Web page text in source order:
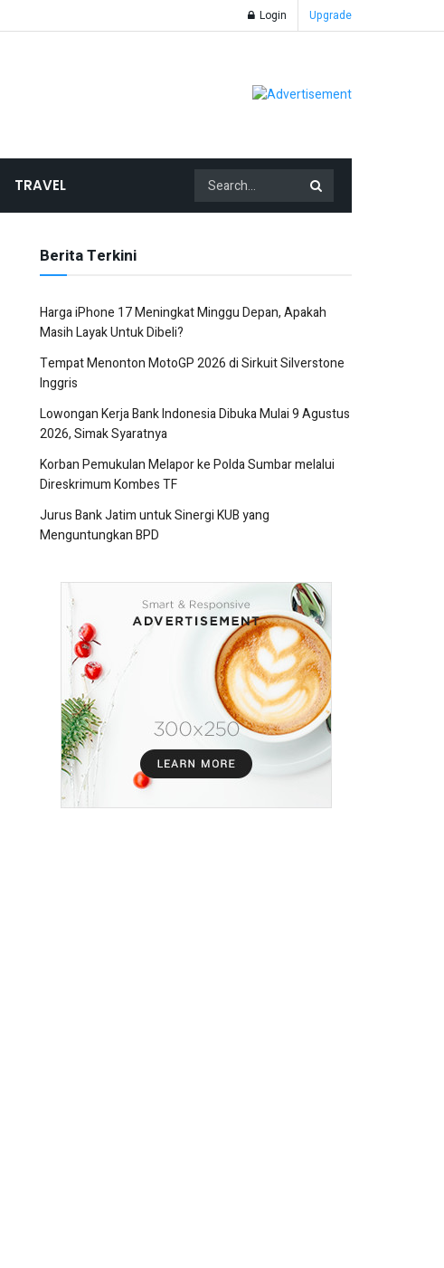
Login Upgrade
TRAVEL
Berita Terkini
Harga iPhone 17 Meningkat Minggu Depan, Apakah
Masih Layak Untuk Dibeli?
Tempat Menonton MotoGP 2026 di Sirkuit Silverstone
Inggris
Lowongan Kerja Bank Indonesia Dibuka Mulai 9 Agustus
2026, Simak Syaratnya
Korban Pemukulan Melapor ke Polda Sumbar melalui
Direskrimum Kombes TF
Jurus Bank Jatim untuk Sinergi KUB yang
Menguntungkan BPD